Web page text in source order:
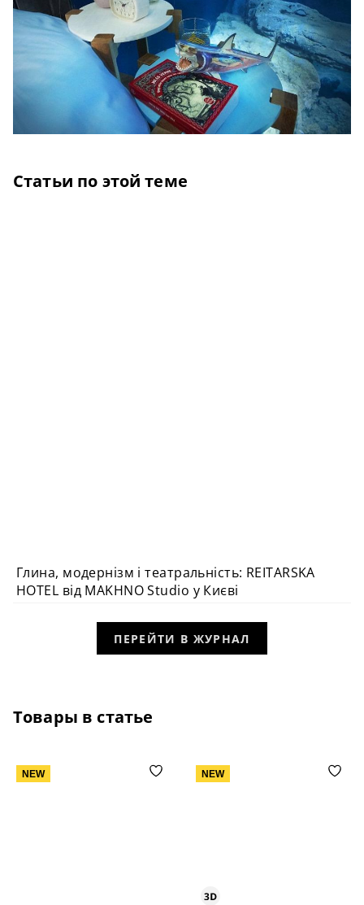
Статьи по этой теме
ДИЗАЙН У ПОДОРОЖАХ
Глина, модернізм і театральність: REITARSKA
HOTEL від MAKHNO Studio у Києві
ПЕРЕЙТИ В ЖУРНАЛ
Товары в статье
NEW NEW